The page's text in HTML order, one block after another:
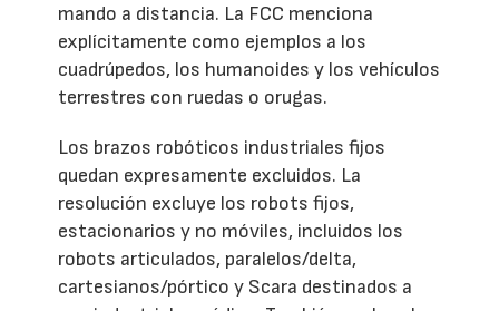
mando a distancia. La FCC menciona
explícitamente como ejemplos a los
cuadrúpedos, los humanoides y los vehículos
terrestres con ruedas o orugas.
Los brazos robóticos industriales fijos
quedan expresamente excluidos. La
resolución excluye los robots fijos,
estacionarios y no móviles, incluidos los
robots articulados, paralelos/delta,
cartesianos/pórtico y Scara destinados a